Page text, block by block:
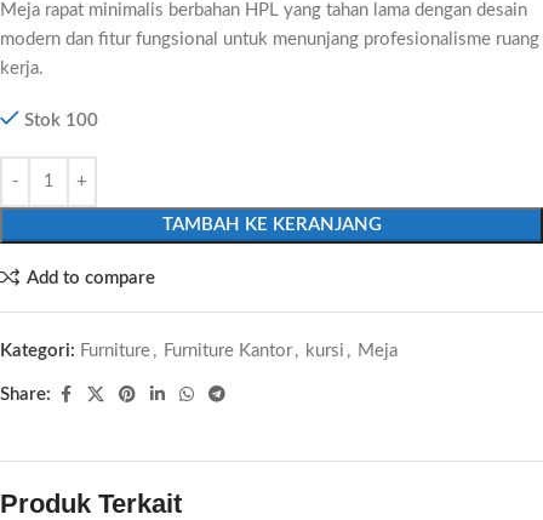
Meja rapat minimalis berbahan HPL yang tahan lama dengan desain
modern dan fitur fungsional untuk menunjang profesionalisme ruang
kerja.
Stok 100
TAMBAH KE KERANJANG
Add to compare
Kategori: Furniture , Furniture Kantor , kursi , Meja
Share:
Produk Terkait